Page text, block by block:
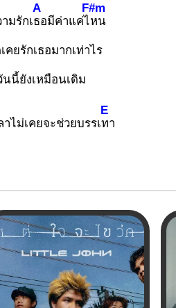
มรักเ
A
ธอมีค่าแค่ไ
F#m
หน
คยรักเธอมากเท่าไร
นนี้ยังเหมือนเดิม
าไม่เคยจะช่วยบรรเ
E
ทา